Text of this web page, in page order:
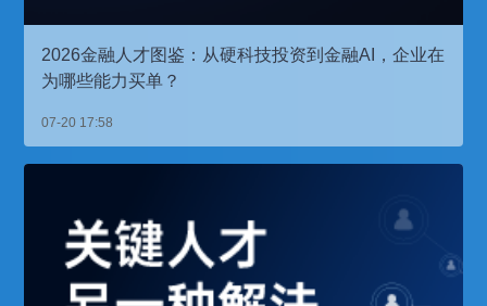
2026金融人才图鉴：从硬科技投资到金融AI，企业在
为哪些能力买单？
07-20 17:58